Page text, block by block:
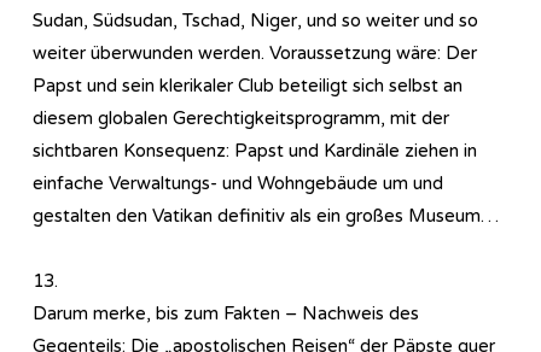
Sudan, Südsudan, Tschad, Niger, und so weiter und so
weiter überwunden werden. Voraussetzung wäre: Der
Papst und sein klerikaler Club beteiligt sich selbst an
diesem globalen Gerechtigkeitsprogramm, mit der
sichtbaren Konsequenz: Papst und Kardinäle ziehen in
einfache Verwaltungs- und Wohngebäude um und
gestalten den Vatikan definitiv als ein großes Museum…
13.
Darum merke, bis zum Fakten – Nachweis des
Gegenteils: Die „apostolischen Reisen“ der Päpste quer